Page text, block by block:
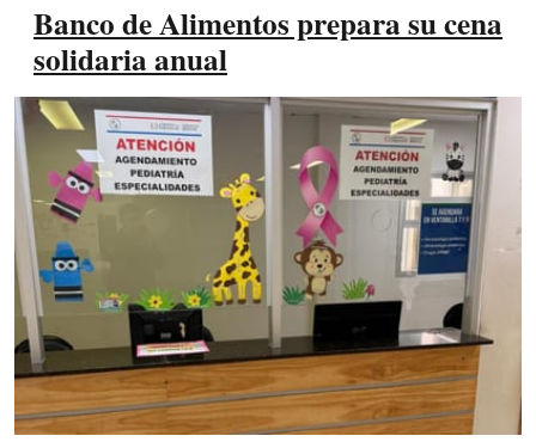
Banco de Alimentos prepara su cena
solidaria anual